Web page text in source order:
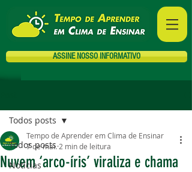
ASSINE NOSSO INFORMATIVO
Todos posts
Notícias
Todos posts
Nuvem ‘arco-íris’ viraliza e chama
Tempo de Aprender em Clima de Ensinar
7 de mai. 2 min de leitura